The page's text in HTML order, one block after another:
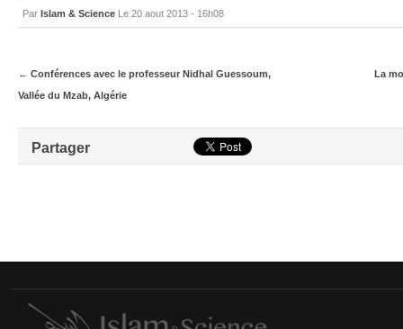
Par Islam & Science Le 20 aout 2013 - 16h08
← Conférences avec le professeur Nidhal Guessoum,
Vallée du Mzab, Algérie
La
Partager